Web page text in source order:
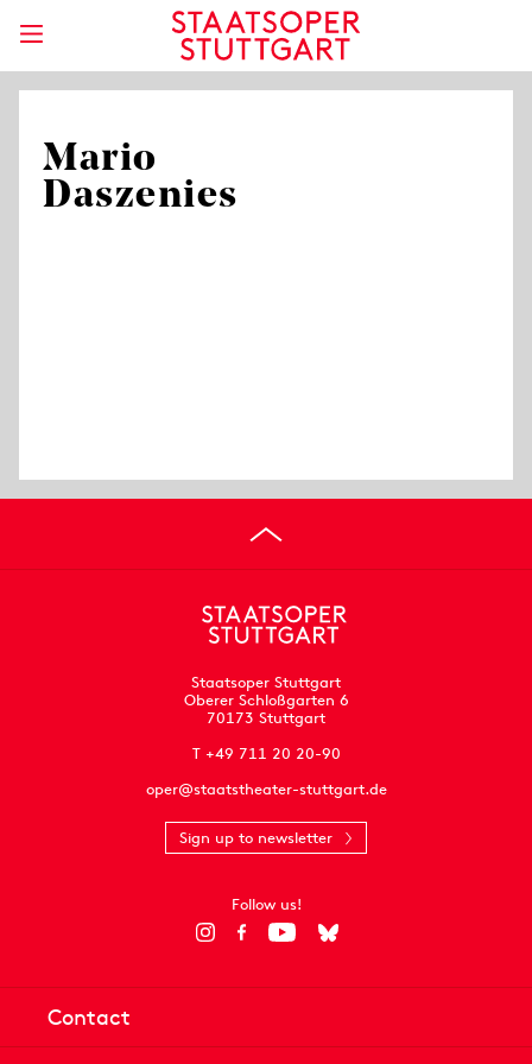
Mario
Daszenies
Staatsoper Stuttgart
Oberer Schloßgarten 6
70173 Stuttgart
T +49 711 20 20-90
oper@staatstheater-stuttgart.de
Sign up to newsletter
Follow us!
Contact